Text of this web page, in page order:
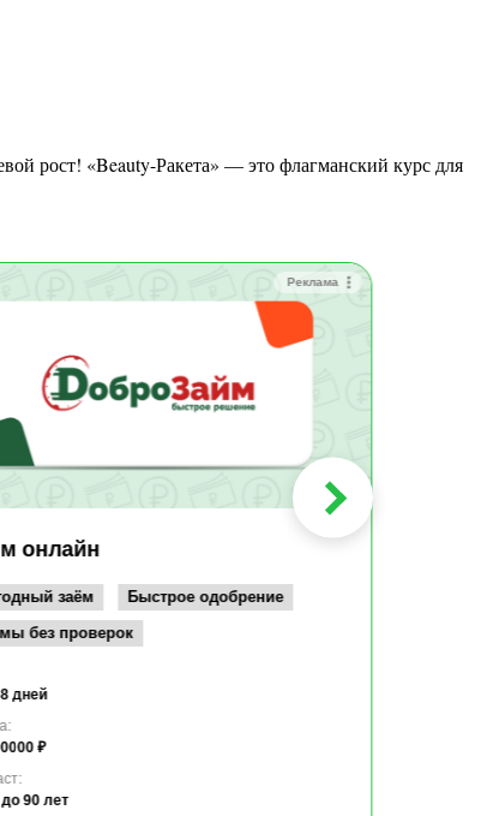
рост! «Beauty-Ракета» — это флагманский курс для
Реклама
онлайн
заём
Быстрое одобрение
без проверок
дней
₽
до 90 лет